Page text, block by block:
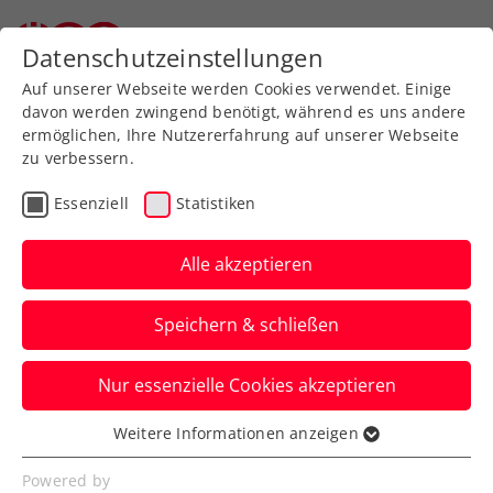
Aktuelle News
News filtern
Datenschutzeinstellungen
Auf unserer Webseite werden Cookies verwendet. Einige
davon werden zwingend benötigt, während es uns andere
ermöglichen, Ihre Nutzererfahrung auf unserer Webseite
zu verbessern.
Essenziell Statistiken
Alle akzeptieren
Speichern & schließen
Nur essenzielle Cookies akzeptieren
Essenziell
Essenzielle Cookies werden für grundlegende
Weitere Informationen anzeigen
Powered by